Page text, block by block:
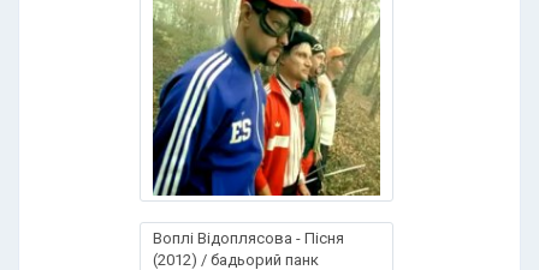
Воплі Відоплясова - Пісня
(2012) / бадьорий панк